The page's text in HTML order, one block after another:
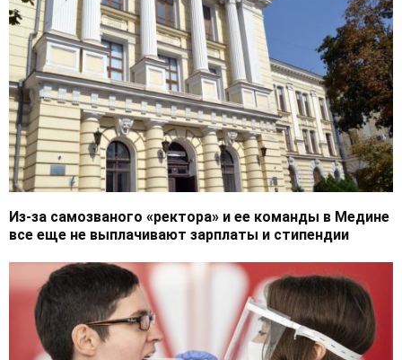
Из-за самозваного «ректора» и ее команды в Медине
все еще не выплачивают зарплаты и стипендии